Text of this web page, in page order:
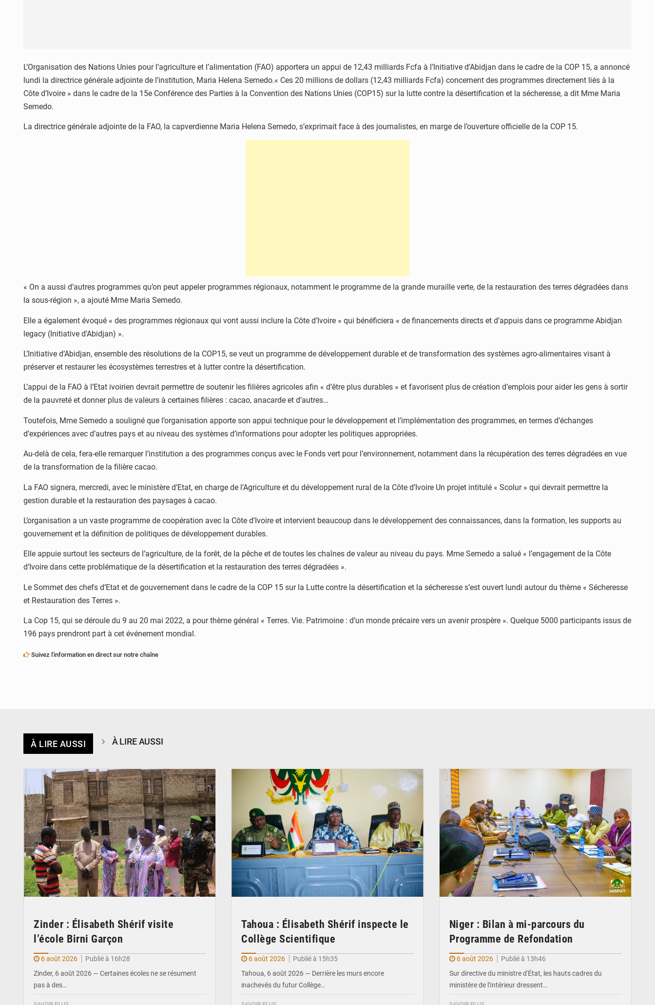
L’Organisation des Nations Unies pour l’agriculture et l’alimentation (FAO) apportera un appui de 12,43 milliards Fcfa à l’Initiative d’Abidjan dans le cadre de la COP 15, a annoncé
lundi la directrice générale adjointe de l’institution, Maria Helena Semedo.« Ces 20 millions de dollars (12,43 milliards Fcfa) concernent des programmes directement liés à la
Côte d’Ivoire » dans le cadre de la 15e Conférence des Parties à la Convention des Nations Unies (COP15) sur la lutte contre la désertification et la sécheresse, a dit Mme Maria
Semedo.
La directrice générale adjointe de la FAO, la capverdienne Maria Helena Semedo, s’exprimait face à des journalistes, en marge de l’ouverture officielle de la COP 15.
« On a aussi d’autres programmes qu’on peut appeler programmes régionaux, notamment le programme de la grande muraille verte, de la restauration des terres dégradées dans
la sous-région », a ajouté Mme Maria Semedo.
Elle a également évoqué « des programmes régionaux qui vont aussi inclure la Côte d’Ivoire » qui bénéficiera « de financements directs et d’appuis dans ce programme Abidjan
legacy (Initiative d’Abidjan) ».
L’Initiative d’Abidjan, ensemble des résolutions de la COP15, se veut un programme de développement durable et de transformation des systèmes agro-alimentaires visant à
préserver et restaurer les écosystèmes terrestres et à lutter contre la désertification.
L’appui de la FAO à l’Etat ivoirien devrait permettre de soutenir les filières agricoles afin « d’être plus durables » et favorisent plus de création d’emplois pour aider les gens à sortir
de la pauvreté et donner plus de valeurs à certaines filières : cacao, anacarde et d’autres…
Toutefois, Mme Semedo a souligné que l’organisation apporte son appui technique pour le développement et l’implémentation des programmes, en termes d’échanges
d’expériences avec d’autres pays et au niveau des systèmes d’informations pour adopter les politiques appropriées.
Au-delà de cela, fera-elle remarquer l’institution a des programmes conçus avec le Fonds vert pour l’environnement, notamment dans la récupération des terres dégradées en vue
de la transformation de la filière cacao.
La FAO signera, mercredi, avec le ministère d’Etat, en charge de l’Agriculture et du développement rural de la Côte d’Ivoire Un projet intitulé « Scolur » qui devrait permettre la
gestion durable et la restauration des paysages à cacao.
L’organisation a un vaste programme de coopération avec la Côte d’Ivoire et intervient beaucoup dans le développement des connaissances, dans la formation, les supports au
gouvernement et la définition de politiques de développement durables.
Elle appuie surtout les secteurs de l’agriculture, de la forêt, de la pêche et de toutes les chaînes de valeur au niveau du pays. Mme Semedo a salué « l’engagement de la Côte
d’Ivoire dans cette problématique de la désertification et la restauration des terres dégradées ».
Le Sommet des chefs d’Etat et de gouvernement dans le cadre de la COP 15 sur la Lutte contre la désertification et la sécheresse s’est ouvert lundi autour du thème « Sécheresse
et Restauration des Terres ».
La Cop 15, qui se déroule du 9 au 20 mai 2022, a pour thème général « Terres. Vie. Patrimoine : d’un monde précaire vers un avenir prospère ». Quelque 5000 participants issus de
196 pays prendront part à cet événement mondial.
Suivez l'information en direct sur notre chaîne
À LIRE AUSSI À LIRE AUSSI
Zinder : Élisabeth Shérif visite
l’école Birni Garçon
6 août 2026
Publié à 16h28
Zinder, 6 août 2026 — Certaines écoles ne se résument
pas à des…
Tahoua : Élisabeth Shérif inspecte le
Collège Scientifique
6 août 2026
Publié à 15h35
Tahoua, 6 août 2026 — Derrière les murs encore
inachevés du futur Collège…
Niger : Bilan à mi-parcours du
Programme de Refondation
6 août 2026
Publié à 13h46
Sur directive du ministre d'État, les hauts cadres du
ministère de l'Intérieur dressent…